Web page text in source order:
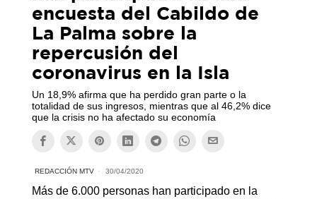
encuesta del Cabildo de
La Palma sobre la
repercusión del
coronavirus en la Isla
Un 18,9% afirma que ha perdido gran parte o la
totalidad de sus ingresos, mientras que al 46,2% dice
que la crisis no ha afectado su economía
REDACCIÓN MTV 30/04/2020
Más de 6.000 personas han participado en la